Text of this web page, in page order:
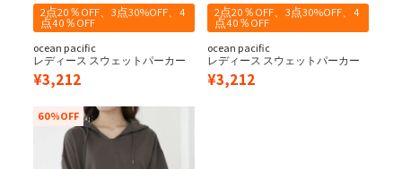
2点20％OFF、3点30%OFF、4
点40％OFF
ocean pacific
レディース スウェットパーカー
¥3,212
2点20％OFF、3点30%OFF、4
点40％OFF
ocean pacific
レディース スウェットパーカー
¥3,212
60%OFF